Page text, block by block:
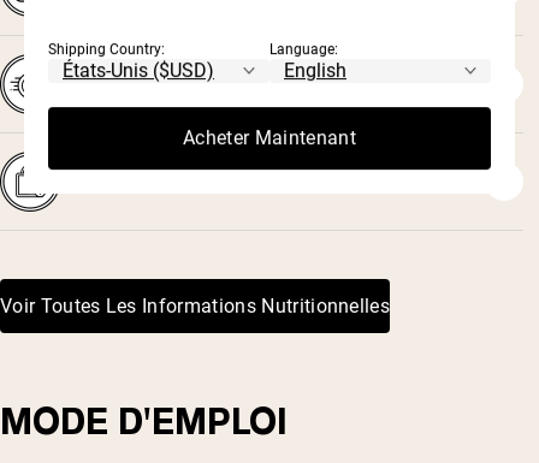
Récupérer plus rapidement pendant l'exercice
Voir Toutes Les Informations Nutritionnelles
MODE D'EMPLOI
Shipping Country: Language:
Acheter Maintenant